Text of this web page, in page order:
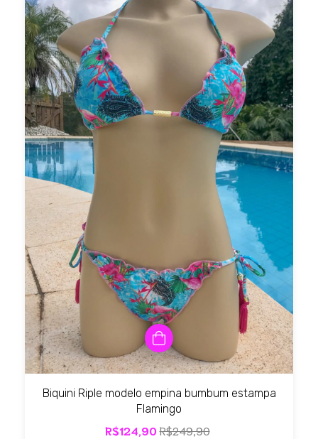
Biquini Riple modelo empina bumbum estampa
Flamingo
R$124,90R$249,90